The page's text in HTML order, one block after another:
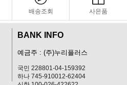
배송조회 사은품
BANK INFO
예금주 : (주)누리플러스
국민 228801-04-159392
하나 745-910012-62404